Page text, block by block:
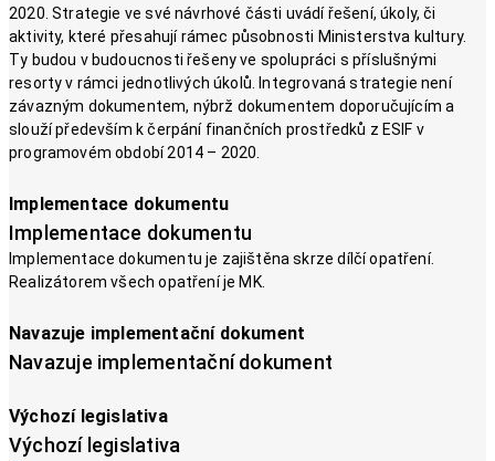
2020. Strategie ve své návrhové části uvádí řešení, úkoly, či
aktivity, které přesahují rámec působnosti Ministerstva kultury.
Ty budou v budoucnosti řešeny ve spolupráci s příslušnými
resorty v rámci jednotlivých úkolů. Integrovaná strategie není
závazným dokumentem, nýbrž dokumentem doporučujícím a
slouží především k čerpání finančních prostředků z ESIF v
programovém období 2014 – 2020.
Implementace dokumentu
Implementace dokumentu
Implementace dokumentu je zajištěna skrze dílčí opatření.
Realizátorem všech opatření je MK.
Navazuje implementační dokument
Navazuje implementační dokument
Výchozí legislativa
Výchozí legislativa